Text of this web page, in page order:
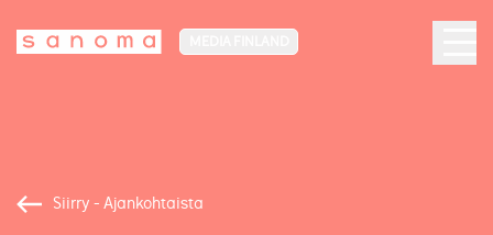
Siirry - Ajankohtaista